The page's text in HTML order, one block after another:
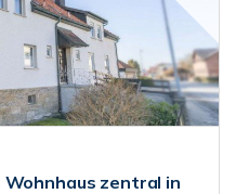
zentral in